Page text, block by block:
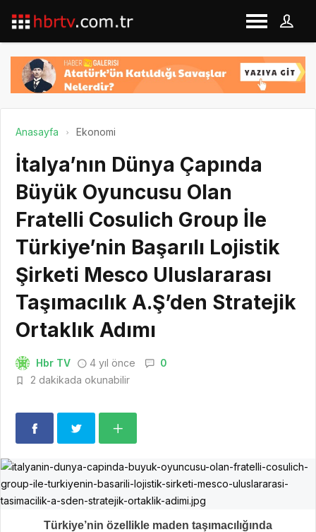
Anasayfa Ekonomi
İtalya’nın Dünya Çapında
Büyük Oyuncusu Olan
Fratelli Cosulich Group İle
Türkiye’nin Başarılı Lojistik
Şirketi Mesco Uluslararası
Taşımacılık A.Ş’den Stratejik
Ortaklık Adımı
Hbr TV 4 yıl önce
0
2 dakikada okunabilir
Türkiye’nin özellikle maden taşımacılığında